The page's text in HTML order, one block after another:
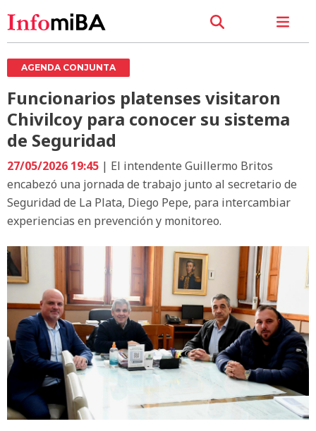
AGENDA CONJUNTA
Funcionarios platenses visitaron
Chivilcoy para conocer su sistema
de Seguridad
27/05/2026 19:45 | El intendente Guillermo Britos
encabezó una jornada de trabajo junto al secretario de
Seguridad de La Plata, Diego Pepe, para intercambiar
experiencias en prevención y monitoreo.